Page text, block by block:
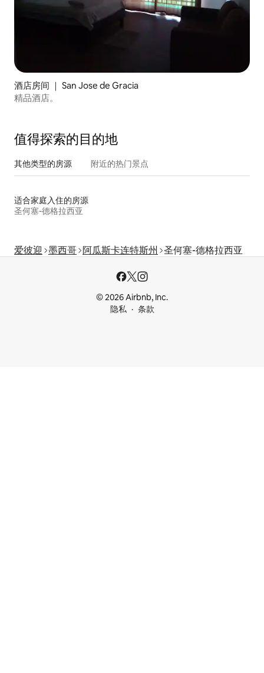
酒店房间 ｜ San Jose de Gracia
精品酒店。
值得探索的目的地
其他类型的房源 附近的热门景点
适合家庭入住的房源
圣何塞-德格拉西亚
爱彼迎 墨西哥 阿瓜斯卡连特斯州 圣何塞-德格拉西亚
© 2026 Airbnb, Inc.
隐私
条款